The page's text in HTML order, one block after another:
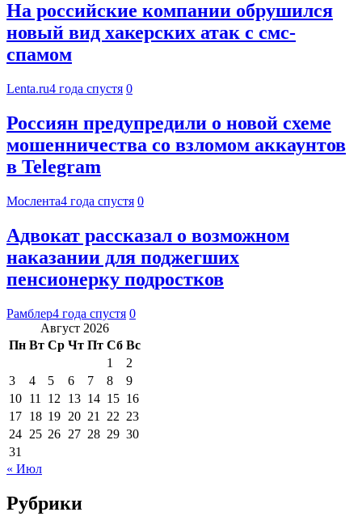
На российские компании обрушился
новый вид хакерских атак с смс-
спамом
Lenta.ru4 года спустя 0
Россиян предупредили о новой схеме
мошенничества со взломом аккаунтов
в Telegram
Мослента4 года спустя 0
Адвокат рассказал о возможном
наказании для поджегших
пенсионерку подростков
Рамблер4 года спустя 0
Август 2026
Пн Вт Ср Чт Пт Сб Вс
1
2
3
4 5 6 7 8
9
10 11 12 13 14 15 16
17 18 19 20 21 22 23
24 25 26 27 28 29 30
31
« Июл
Рубрики